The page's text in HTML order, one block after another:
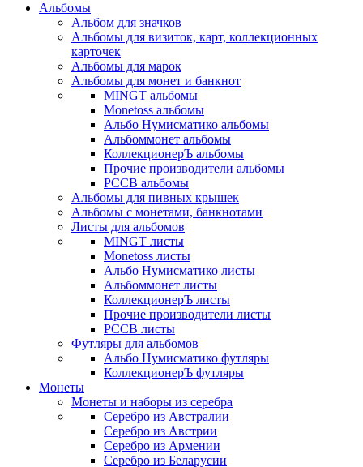
Альбомы
Альбом для значков
Альбомы для визиток, карт, коллекционных
карточек
Альбомы для марок
Альбомы для монет и банкнот
MINGT альбомы
Monetoss альбомы
Альбо Нумисматико альбомы
Альбоммонет альбомы
КоллекционерЪ альбомы
Прочие производители альбомы
РССВ альбомы
Альбомы для пивных крышек
Альбомы с монетами, банкнотами
Листы для альбомов
MINGT листы
Monetoss листы
Альбо Нумисматико листы
Альбоммонет листы
КоллекционерЪ листы
Прочие производители листы
РССВ листы
Футляры для альбомов
Альбо Нумисматико футляры
КоллекционерЪ футляры
Монеты
Монеты и наборы из серебра
Серебро из Австралии
Серебро из Австрии
Серебро из Армении
Серебро из Беларусии